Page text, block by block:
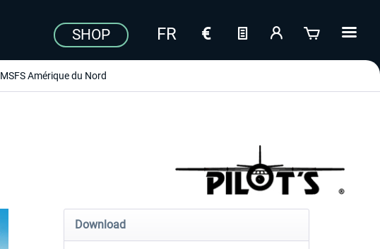
SHOP
MSFS Amérique du Nord
Download